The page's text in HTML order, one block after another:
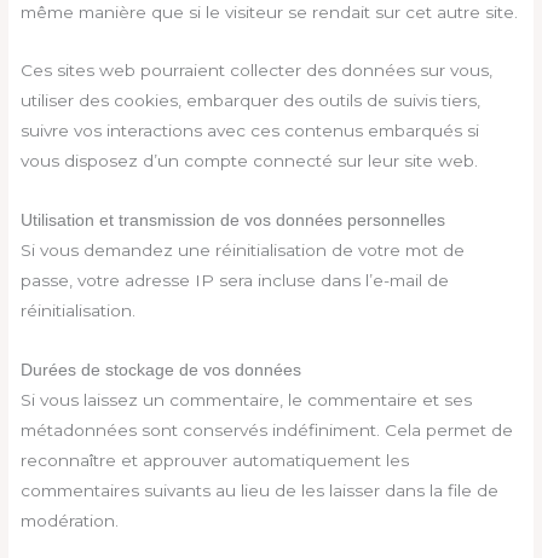
même manière que si le visiteur se rendait sur cet autre site.
Ces sites web pourraient collecter des données sur vous,
utiliser des cookies, embarquer des outils de suivis tiers,
suivre vos interactions avec ces contenus embarqués si
vous disposez d’un compte connecté sur leur site web.
Utilisation et transmission de vos données personnelles
Si vous demandez une réinitialisation de votre mot de
passe, votre adresse IP sera incluse dans l’e-mail de
réinitialisation.
Durées de stockage de vos données
Si vous laissez un commentaire, le commentaire et ses
métadonnées sont conservés indéfiniment. Cela permet de
reconnaître et approuver automatiquement les
commentaires suivants au lieu de les laisser dans la file de
modération.